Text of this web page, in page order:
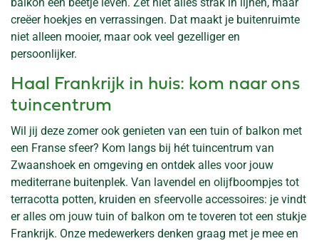
creëer hoekjes en verrassingen. Dat maakt je buitenruimte
niet alleen mooier, maar ook veel gezelliger en
persoonlijker.
Haal Frankrijk in huis: kom naar ons
tuincentrum
Wil jij deze zomer ook genieten van een tuin of balkon met
een Franse sfeer? Kom langs bij hét tuincentrum van
Zwaanshoek en omgeving en ontdek alles voor jouw
mediterrane buitenplek. Van lavendel en olijfboompjes tot
terracotta potten, kruiden en sfeervolle accessoires: je vindt
er alles om jouw tuin of balkon om te toveren tot een stukje
Frankrijk. Onze medewerkers denken graag met je mee en